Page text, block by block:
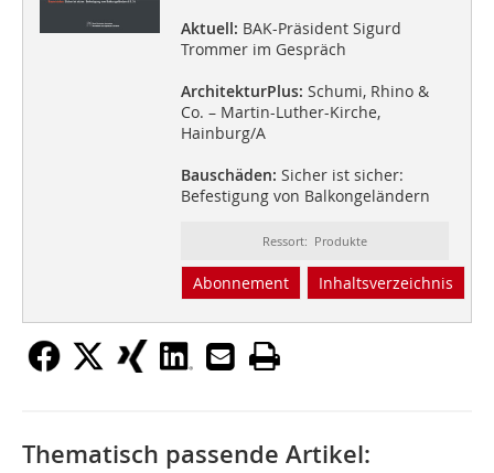
Aktuell: BAK-Präsident Sigurd
Trommer im Gespräch
ArchitekturPlus: Schumi, Rhino &
Co. – Martin-Luther-Kirche,
Hainburg/A
Bauschäden: Sicher ist sicher:
Befestigung von Balkongeländern
Ressort: Produkte
Abonnement Inhaltsverzeichnis
Thematisch passende Artikel: